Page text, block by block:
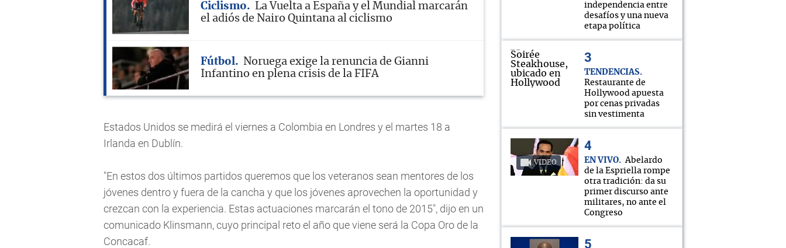
Ciclismo
La Vuelta a España y el Mundial marcarán
el adiós de Nairo Quintana al ciclismo
Fútbol
Noruega exige la renuncia de Gianni
Infantino en plena crisis de la FIFA
Estados Unidos se medirá el viernes a Colombia en Londres y el martes 18 a
Irlanda en Dublín.
"En estos dos últimos partidos queremos que los veteranos sean mentores de los
jóvenes dentro y fuera de la cancha y que los jóvenes aprovechen la oportunidad y
crezcan con la experiencia. Estas actuaciones marcarán el tono de 2015", dijo en un
comunicado Klinsmann, cuyo principal reto el año que viene será la Copa Oro de la
Concacaf.
independencia entre
desafíos y una nueva
etapa política
TENDENCIAS
Restaurante de
Hollywood apuesta
por cenas privadas
sin vestimenta
VIDEO EN VIVO
Abelardo
de la Espriella rompe
otra tradición: da su
primer discurso ante
militares, no ante el
Congreso